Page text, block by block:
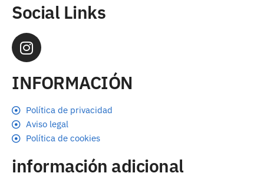
Social Links
INFORMACIÓN
Política de privacidad
Aviso legal
Política de cookies
información adicional